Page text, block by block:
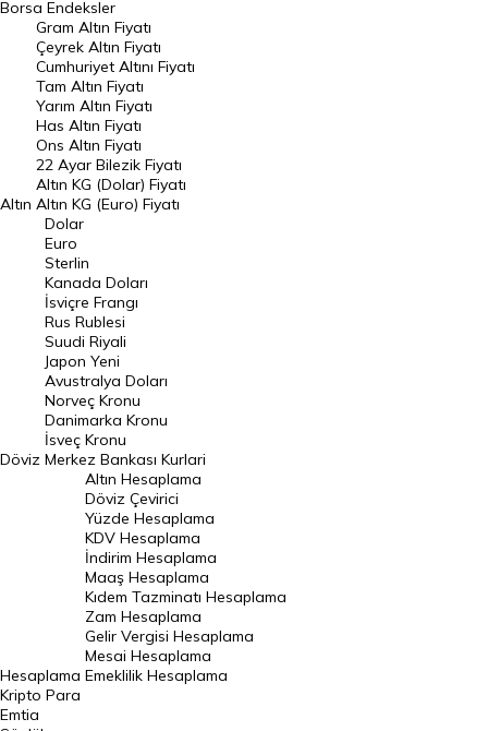
Raporlar
Endeksler
DÖVİZ
Döviz Kuru
Dolar Kuru
Euro Kuru
Pound Kuru
Frank Kuru
Riyal Kuru
Avustralya Doları
Danimarka Kronu Kuru
Kanada Doları Kuru
Norveç Kronu Kuru
İsveç Kronu Kuru
Japon Yeni Kuru
Serbest Piyasa Döviz Kurları
Merkez Bankası Döviz Kurları
Altın Fiyatları
Gram Altın Fiyatı
Borsa Endeksler
Altın
Gram Altın Fiyatı
Çeyrek Altın Fiyatı
Cumhuriyet Altını Fiyatı
Tam Altın Fiyatı
Yarım Altın Fiyatı
Has Altın Fiyatı
Ons Altın Fiyatı
22 Ayar Bilezik Fiyatı
Altın KG (Dolar) Fiyatı
Altın KG (Euro) Fiyatı
Döviz
Dolar
Euro
Sterlin
Kanada Doları
İsviçre Frangı
Rus Rublesi
Suudi Riyali
Japon Yeni
Avustralya Doları
Norveç Kronu
Danimarka Kronu
İsveç Kronu
Merkez Bankası Kurlari
Hesaplama
Altın Hesaplama
Döviz Çevirici
Yüzde Hesaplama
KDV Hesaplama
İndirim Hesaplama
Maaş Hesaplama
Kıdem Tazminatı Hesaplama
Zam Hesaplama
Gelir Vergisi Hesaplama
Mesai Hesaplama
Emeklilik Hesaplama
Kripto Para
Emtia